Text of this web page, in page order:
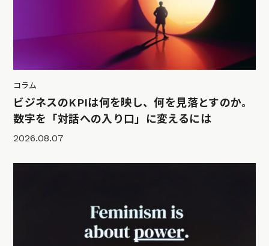
コラム
ビジネスのKPIは何を映し、何を見落とすのか。
数字を「対話への入り口」に変えるには
2026.08.07